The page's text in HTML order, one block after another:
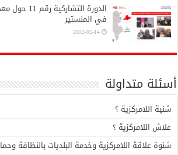
الدورة
في المنستير
2022-05-14
أسئلة متداولة
شنية اللامركزية ؟
علاش اللامركزية ؟
شنوة علاقة اللامركزية وخدمة البلديات بالنظافة